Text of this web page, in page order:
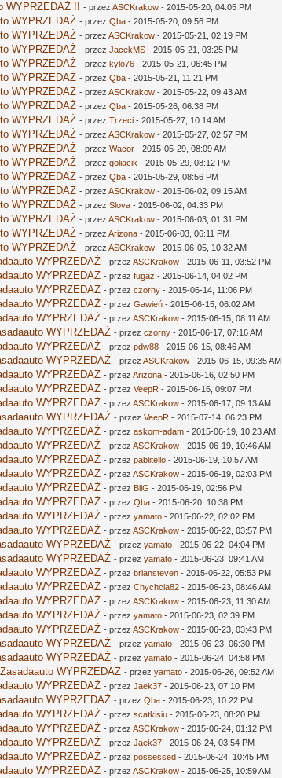
WYPRZEDAŻ !! - przezASCKrakow - 2015-05-20, 04:05 PM
WYPRZEDAŻ - przezQba - 2015-05-20, 09:56 PM
WYPRZEDAŻ - przezASCKrakow - 2015-05-21, 02:19 PM
WYPRZEDAŻ - przezJacekMS - 2015-05-21, 03:25 PM
WYPRZEDAŻ - przezkylo76 - 2015-05-21, 06:45 PM
WYPRZEDAŻ - przezQba - 2015-05-21, 11:21 PM
WYPRZEDAŻ - przezASCKrakow - 2015-05-22, 09:43 AM
WYPRZEDAŻ - przezQba - 2015-05-26, 06:38 PM
WYPRZEDAŻ - przezTrzeci - 2015-05-27, 10:14 AM
WYPRZEDAŻ - przezASCKrakow - 2015-05-27, 02:57 PM
WYPRZEDAŻ - przezWacor - 2015-05-29, 08:09 AM
WYPRZEDAŻ - przezgoliacik - 2015-05-29, 08:12 PM
WYPRZEDAŻ - przezQba - 2015-05-29, 08:56 PM
WYPRZEDAŻ - przezASCKrakow - 2015-06-02, 09:15 AM
WYPRZEDAŻ - przezSlova - 2015-06-02, 04:33 PM
WYPRZEDAŻ - przezASCKrakow - 2015-06-03, 01:31 PM
WYPRZEDAŻ - przezArizona - 2015-06-03, 06:11 PM
WYPRZEDAŻ - przezASCKrakow - 2015-06-05, 10:32 AM
WYPRZEDAŻ - przezASCKrakow - 2015-06-11, 03:52 PM
WYPRZEDAŻ - przezfugaz - 2015-06-14, 04:02 PM
WYPRZEDAŻ - przezczorny - 2015-06-14, 11:06 PM
WYPRZEDAŻ - przezGawień - 2015-06-15, 06:02 AM
WYPRZEDAŻ - przezASCKrakow - 2015-06-15, 08:11 AM
WYPRZEDAŻ - przezczorny - 2015-06-17, 07:16 AM
WYPRZEDAŻ - przezpdw88 - 2015-06-15, 08:46 AM
WYPRZEDAŻ - przezASCKrakow - 2015-06-15, 09:35 AM
WYPRZEDAŻ - przezArizona - 2015-06-16, 02:50 PM
WYPRZEDAŻ - przezVeepR - 2015-06-16, 09:07 PM
WYPRZEDAŻ - przezASCKrakow - 2015-06-17, 09:13 AM
WYPRZEDAŻ - przezVeepR - 2015-07-14, 06:23 PM
WYPRZEDAŻ - przezaskom-adam - 2015-06-19, 10:23 AM
WYPRZEDAŻ - przezASCKrakow - 2015-06-19, 10:46 AM
WYPRZEDAŻ - przezpablitello - 2015-06-19, 10:57 AM
WYPRZEDAŻ - przezASCKrakow - 2015-06-19, 02:03 PM
WYPRZEDAŻ - przez BliG - 2015-06-19, 02:56 PM
WYPRZEDAŻ - przezQba - 2015-06-20, 10:38 PM
WYPRZEDAŻ - przezyamato - 2015-06-22, 02:02 PM
WYPRZEDAŻ - przezASCKrakow - 2015-06-22, 03:57 PM
WYPRZEDAŻ - przezyamato - 2015-06-22, 04:04 PM
WYPRZEDAŻ - przezyamato - 2015-06-23, 09:41 AM
WYPRZEDAŻ - przezbriansteven - 2015-06-22, 05:53 PM
WYPRZEDAŻ - przezChychcia82 - 2015-06-23, 08:46 AM
WYPRZEDAŻ - przezASCKrakow - 2015-06-23, 11:30 AM
WYPRZEDAŻ - przezyamato - 2015-06-23, 02:39 PM
WYPRZEDAŻ - przezASCKrakow - 2015-06-23, 03:43 PM
WYPRZEDAŻ - przezyamato - 2015-06-23, 06:30 PM
WYPRZEDAŻ - przezyamato - 2015-06-24, 04:58 PM
WYPRZEDAŻ - przezyamato - 2015-06-26, 09:52 AM
WYPRZEDAŻ - przezJaek37 - 2015-06-23, 07:10 PM
WYPRZEDAŻ - przezQba - 2015-06-23, 10:22 PM
WYPRZEDAŻ - przezscatkisiu - 2015-06-23, 08:20 PM
WYPRZEDAŻ - przezASCKrakow - 2015-06-24, 01:12 PM
WYPRZEDAŻ - przezJaek37 - 2015-06-24, 03:54 PM
WYPRZEDAŻ - przezpossessed - 2015-06-24, 10:45 PM
WYPRZEDAŻ - przezASCKrakow - 2015-06-25, 10:59 AM